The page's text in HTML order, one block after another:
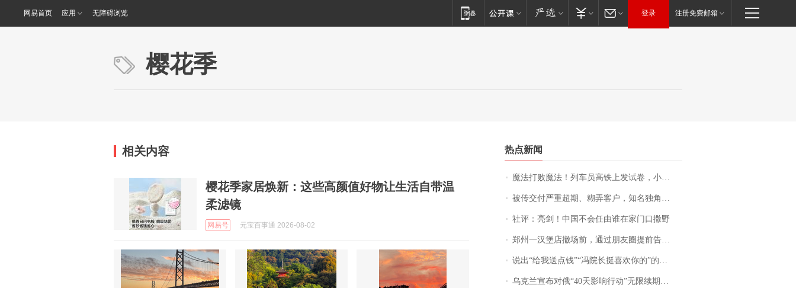
网易首页 应用 无障碍浏览 登录 注册免费邮箱
樱花季
相关内容
樱花季家居焕新：这些高颜值好物让生活自带温
柔滤镜
网易号 元宝百事通 2026-08-02
热点新闻
魔法打败魔法！列车员高铁上发试卷，小朋友一秒静音，12306回应：列车员个人行为，不是铁路规定
被传交付严重超期、糊弄客户，知名独角兽车企创始人回应：都没证据，将依法采取措施，“本人长期与美国交管局保持沟通，对方表示肯定”
社评：亮剑！中国不会任由谁在家门口撒野
郑州一汉堡店撤场前，通过朋友圈提前告知逐一退费，有顾客仅剩1元也全被退回，分文不少；顾客：言而有信，让人感动
说出“给我送点钱”“冯院长挺喜欢你的”的执行局局长被停职，被骚扰的当事人还有问题待解决
乌克兰宣布对俄“40天影响行动”无限续期，7月两国对轰数据均创纪录